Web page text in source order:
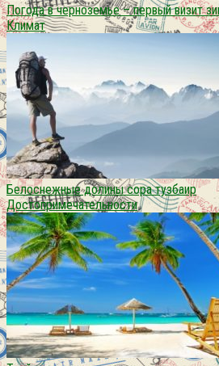
Погода в черноземье – первый визит
Климат
Белоснежные долины сора тузбаир
Достопримечательности